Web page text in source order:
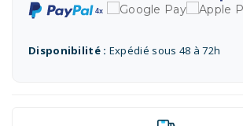
Disponibilité : Expédié sous 48 à 72h